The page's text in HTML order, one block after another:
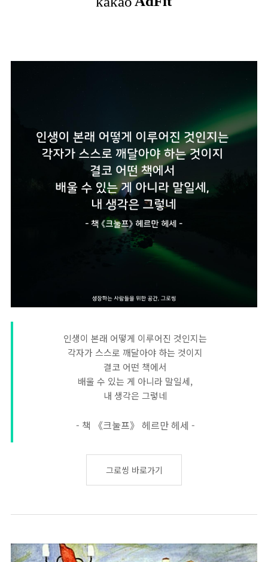
인생이 본래 어떻게 이루어진 것인지는
각자가 스스로 깨달아야 하는 것이지
결코 어떤 책에서
배울 수 있는 게 아니라 말일세,
내 생각은 그렇네
- 책 《크눌프》 헤르만 헤세 -
그로씽 바로가기